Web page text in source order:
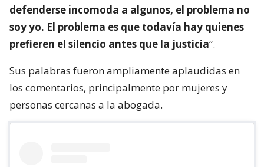
defenderse incomoda a algunos, el problema no
soy yo. El problema es que todavía hay quienes
prefieren el silencio antes que la justicia“.
Sus palabras fueron ampliamente aplaudidas en
los comentarios, principalmente por mujeres y
personas cercanas a la abogada.